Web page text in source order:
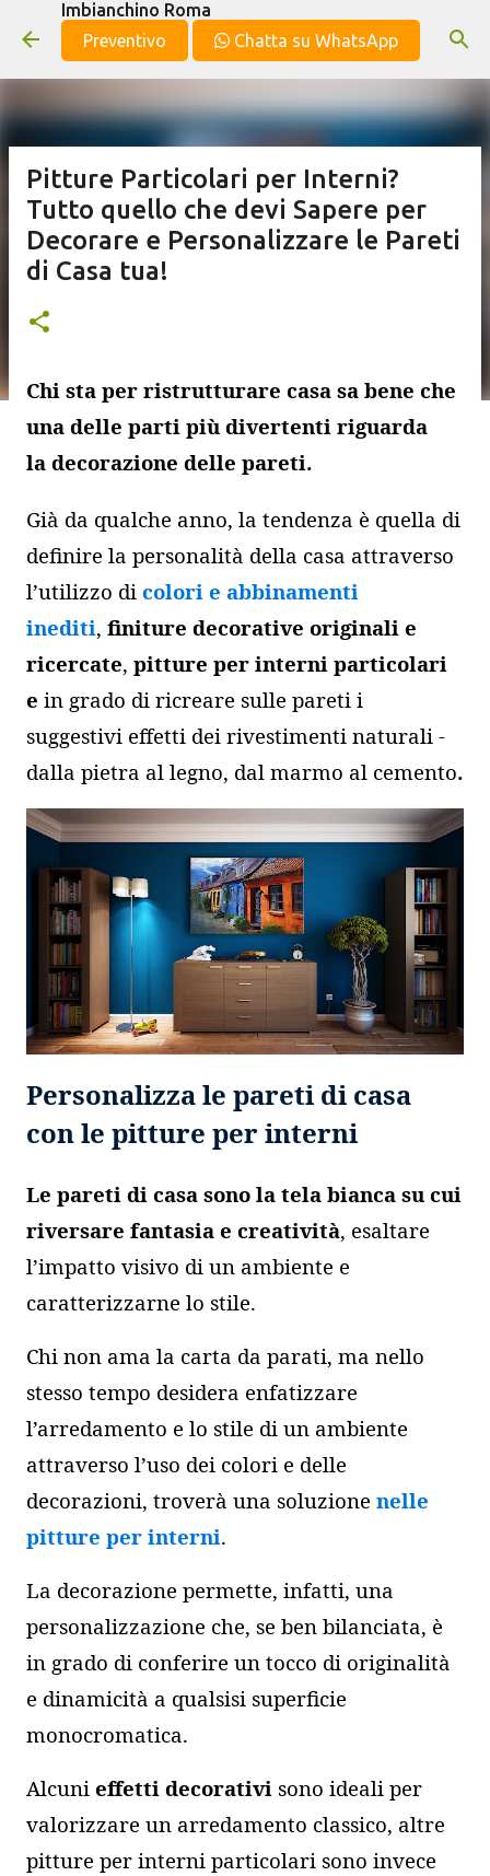
Passa ai contenuti principali
Imbianchino Roma
Preventivo
Chatta su WhatsApp
Pitture Particolari per Interni?
Tutto quello che devi Sapere per
Decorare e Personalizzare le Pareti
di Casa tua!
Chi sta per ristrutturare casa sa bene che
una delle parti più divertenti riguarda
la decorazione delle pareti.
Già da qualche anno, la tendenza è quella di
definire la personalità della casa attraverso
l’utilizzo di colori e abbinamenti
inediti, finiture decorative originali e
ricercate, pitture per interni particolari
e in grado di ricreare sulle pareti i
suggestivi effetti dei rivestimenti naturali -
dalla pietra al legno, dal marmo al cemento.
Personalizza le pareti di casa
con le pitture per interni
Le pareti di casa sono la tela bianca su cui
riversare fantasia e creatività, esaltare
l’impatto visivo di un ambiente e
caratterizzarne lo stile.
Chi non ama la carta da parati, ma nello
stesso tempo desidera enfatizzare
l’arredamento e lo stile di un ambiente
attraverso l’uso dei colori e delle
decorazioni, troverà una soluzione nelle
pitture per interni.
La decorazione permette, infatti, una
personalizzazione che, se ben bilanciata, è
in grado di conferire un tocco di originalità
e dinamicità a qualsisi superficie
monocromatica.
Alcuni effetti decorativi sono ideali per
valorizzare un arredamento classico, altre
pitture per interni particolari sono invece